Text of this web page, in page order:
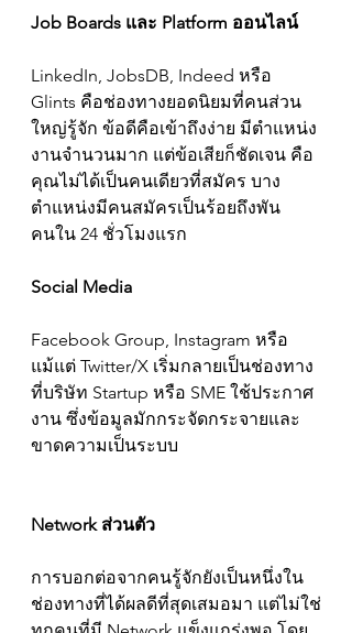
Job Boards และ Platform ออนไลน์
LinkedIn, JobsDB, Indeed หรือ
Glints คือช่องทางยอดนิยมที่คนส่วน
ใหญ่รู้จัก ข้อดีคือเข้าถึงง่าย มีตำแหน่ง
งานจำนวนมาก แต่ข้อเสียก็ชัดเจน คือ
คุณไม่ได้เป็นคนเดียวที่สมัคร บาง
ตำแหน่งมีคนสมัครเป็นร้อยถึงพัน
คนใน 24 ชั่วโมงแรก
Social Media
Facebook Group, Instagram หรือ
แม้แต่ Twitter/X เริ่มกลายเป็นช่องทาง
ที่บริษัท Startup หรือ SME ใช้ประกาศ
งาน ซึ่งข้อมูลมักกระจัดกระจายและ
ขาดความเป็นระบบ
Network ส่วนตัว
การบอกต่อจากคนรู้จักยังเป็นหนึ่งใน
ช่องทางที่ได้ผลดีที่สุดเสมอมา แต่ไม่ใช่